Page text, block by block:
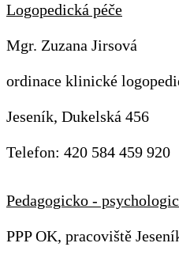
Logopedická péče
Mgr. Zuzana Jirsová
ordinace klinické
Jeseník, Dukelská 456
Telefon: 420 584 459 920
Pedagogicko -
PPP OK, pracoviště